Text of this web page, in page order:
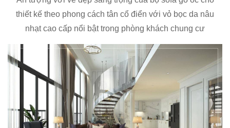
thiết kế theo phong cách tân cổ điển với vỏ bọc da nâu
nhạt cao cấp nổi bật trong phòng khách chung cư